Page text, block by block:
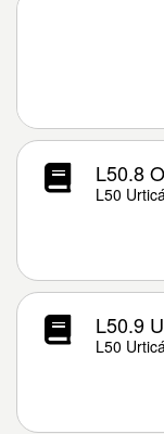
L50.8
L50
L50.9
L50